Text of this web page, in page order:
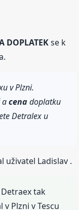
DOPLATEKse k
v Plzni.
acenadoplatku
Detralex u
uživatel Ladislav .
tak
Plzni v Tescu